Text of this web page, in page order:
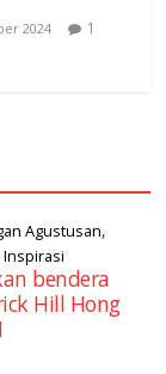
2024 1
Agustusan,
Inspirasi
bendera
Hill Hong